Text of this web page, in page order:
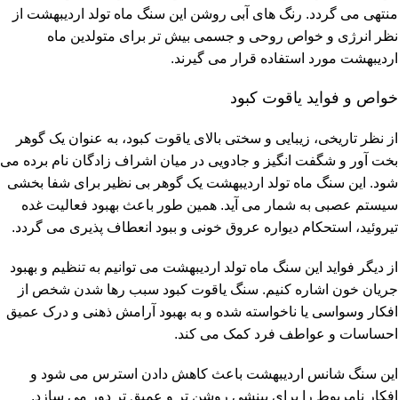
منتهی می گردد. رنگ های آبی روشن این سنگ ماه تولد اردیبهشت از
نظر انرژی و خواص روحی و جسمی بیش تر برای متولدین ماه
اردیبهشت مورد استفاده قرار می گیرند.
خواص و فواید یاقوت کبود
از نظر تاریخی، زیبایی و سختی بالای یاقوت کبود، به عنوان یک گوهر
بخت آور و شگفت انگیز و جادویی در میان اشراف زادگان نام برده می
شود. این سنگ ماه تولد اردیبهشت یک گوهر بی نظیر برای شفا بخشی
سیستم عصبی به شمار می آید. همین طور باعث بهبود فعالیت غده
تیروئید، استحکام دیواره عروق خونی و ببود انعطاف پذیری می گردد.
از دیگر فواید این سنگ ماه تولد اردیبهشت می توانیم به تنظیم و بهبود
جریان خون اشاره کنیم. سنگ یاقوت کبود سبب رها شدن شخص از
افکار وسواسی یا ناخواسته شده و به بهبود آرامش ذهنی و درک عمیق
احساسات و عواطف فرد کمک می کند.
این سنگ شانس اردیبهشت باعث کاهش دادن استرس می شود و
افکار نامربوط را برای بینشی روشن تر و عمیق تر دور می سازد.